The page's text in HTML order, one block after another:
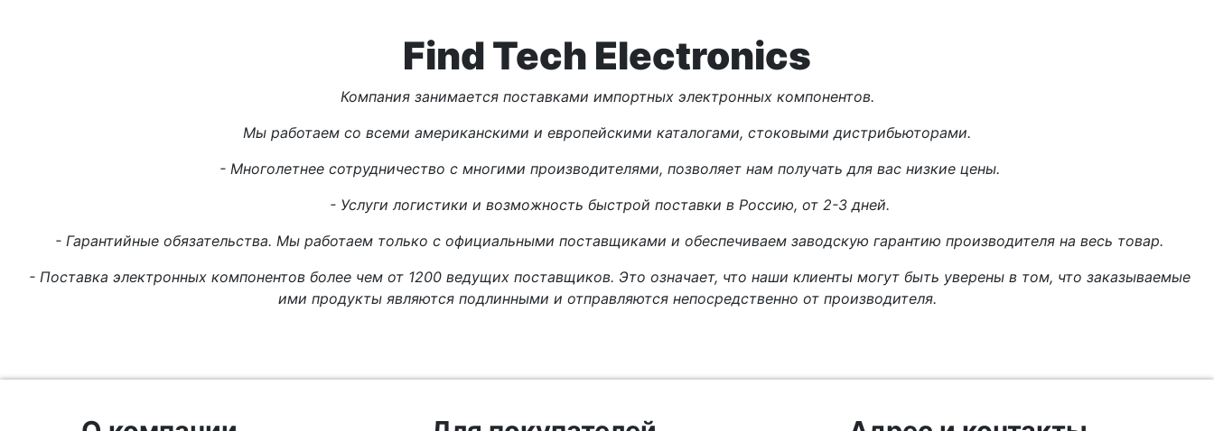
Find Tech Electronics
Компания занимается поставками импортных электронных компонентов.
Мы работаем со всеми американскими и европейскими каталогами, стоковыми дистрибьюторами.
- Многолетнее сотрудничество с многими производителями, позволяет нам получать для вас низкие цены.
- Услуги логистики и возможность быстрой поставки в Россию, от 2-3 дней.
- Гарантийные обязательства. Мы работаем только с официальными поставщиками и обеспечиваем заводскую гарантию производителя на весь товар.
- Поставка электронных компонентов более чем от 1200 ведущих поставщиков. Это означает, что наши клиенты могут быть уверены в том, что заказываемые
ими продукты являются подлинными и отправляются непосредственно от производителя.